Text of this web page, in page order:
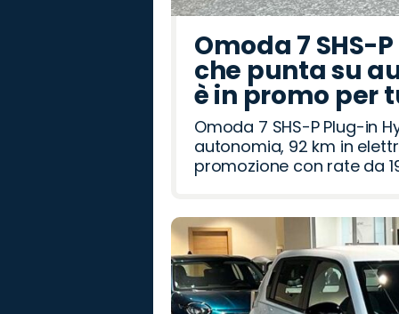
Omoda 7 SHS-
che punta su
è in promo per
Omoda 7 SHS-P Plug-in
autonomia, 92 km in
promozione con rate da